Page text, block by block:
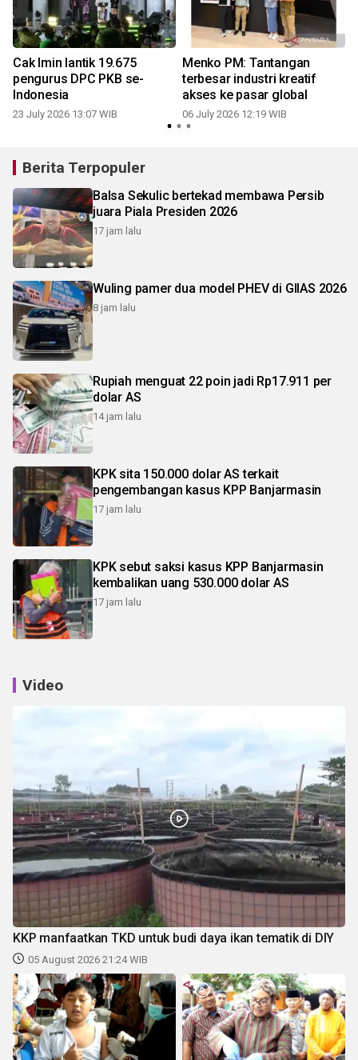
Cak Imin lantik 19.675
pengurus DPC PKB se-
Indonesia
23 July 2026 13:07 WIB
Menko PM: Tantangan
terbesar industri kreatif
akses ke pasar global
06 July 2026 12:19 WIB
Berita Terpopuler
Balsa Sekulic bertekad membawa Persib
juara Piala Presiden 2026
17 jam lalu
Wuling pamer dua model PHEV di GIIAS 2026
8 jam lalu
Rupiah menguat 22 poin jadi Rp17.911 per
dolar AS
14 jam lalu
KPK sita 150.000 dolar AS terkait
pengembangan kasus KPP Banjarmasin
17 jam lalu
KPK sebut saksi kasus KPP Banjarmasin
kembalikan uang 530.000 dolar AS
17 jam lalu
Video
KKP manfaatkan TKD untuk budi daya ikan tematik di DIY
05 August 2026 21:24 WIB